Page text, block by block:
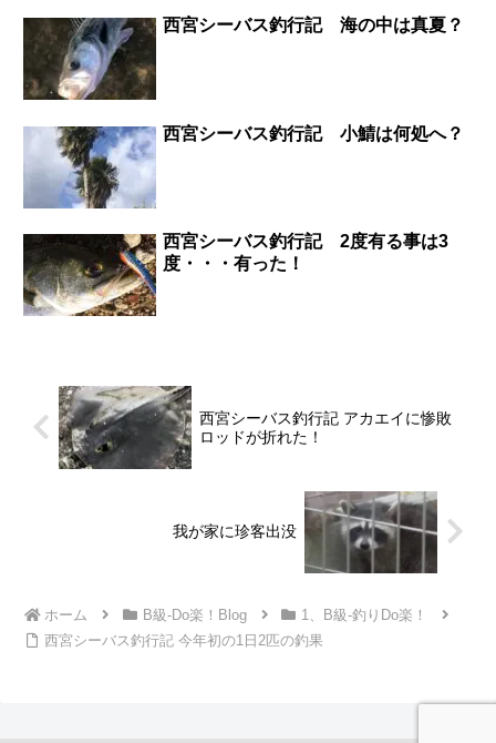
西宮シーバス釣行記 海の中は真夏？
西宮シーバス釣行記 小鯖は何処へ？
西宮シーバス釣行記 2度有る事は3
度・・・有った！
西宮シーバス釣行記 アカエイに惨敗
ロッドが折れた！
我が家に珍客出没
ホーム B級-Do楽！Blog
1、B級-釣りDo楽！
西宮シーバス釣行記 今年初の1日2匹の釣果